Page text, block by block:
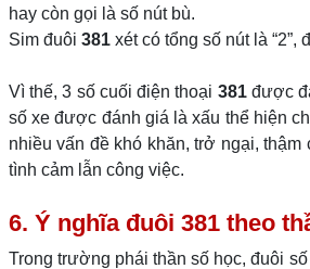
hay còn gọi là số nút bù.
Sim đuôi 381 xét có tổng số nút là “2”,
Vì thế, 3 số cuối điện thoại 381được
số xe được đánh giá là xấu thể hiện
nhiều vấn đề khó khăn, trở ngại, thậm
tình cảm lẫn công việc.
6. Ý nghĩa đuôi 381 theo
Trong trường phái thần số học, đuôi